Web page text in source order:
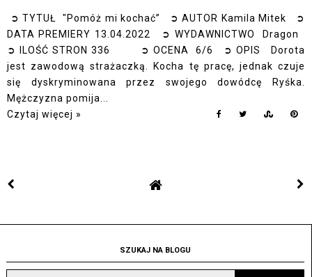
➲ TYTUŁ "Pomóż mi kochać” ➲ AUTOR Kamila Mitek ➲
DATA PREMIERY 13.04.2022 ➲ WYDAWNICTWO Dragon
➲ ILOŚĆ STRON 336 ➲ OCENA 6/6 ➲ OPIS Dorota
jest zawodową strażaczką. Kocha tę pracę, jednak czuje
się dyskryminowana przez swojego dowódcę Ryśka.
Mężczyzna pomija...
Czytaj więcej »
SZUKAJ NA BLOGU